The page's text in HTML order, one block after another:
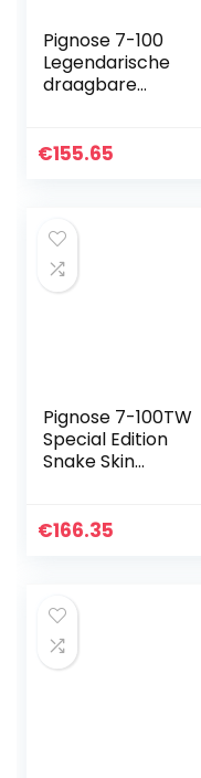
Pignose 7-100
Legendarische
draagbare
€155.65
Pignose 7-100TW
Special Edition
Snake Skin
€166.35